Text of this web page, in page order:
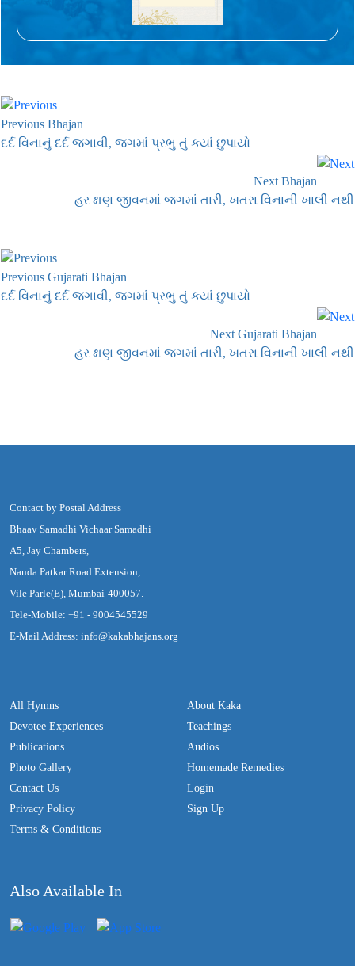
Previous Bhajan
દર્દ વિનાનું દર્દ જગાવી, જગમાં પ્રભુ તું કયાં છુપાયો
Next Bhajan
હર ક્ષણ જીવનમાં જગમાં તારી, ખતરા વિનાની ખાલી નથી
Previous Gujarati Bhajan
દર્દ વિનાનું દર્દ જગાવી, જગમાં પ્રભુ તું કયાં છુપાયો
Next Gujarati Bhajan
હર ક્ષણ જીવનમાં જગમાં તારી, ખતરા વિનાની ખાલી નથી
Contact by Postal Address
Bhaav Samadhi Vichaar Samadhi
A5, Jay Chambers,
Nanda Patkar Road Extension,
Vile Parle(E), Mumbai-400057.
Tele-Mobile: +91 - 9004545529
E-Mail Address: info@kakabhajans.org
All Hymns
Devotee Experiences
Publications
Photo Gallery
Contact Us
Privacy Policy
Terms & Conditions
About Kaka
Teachings
Audios
Homemade Remedies
Login
Sign Up
Also Available In